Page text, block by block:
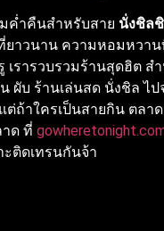
ค่ำคืนสำหรับสาย นั่งชิล
ยาวนาน ความหอมหวาน
เรารวบรวมร้านสุดฮิต ส
ผับ ร้านเล่นสด นั่งชิล ไป
ต่ถ้าใครเป็นสายกิน ตลา
าด ที่
ติดเทรนกันจ้า